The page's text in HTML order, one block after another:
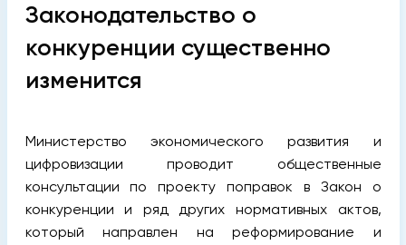
Законодательство о
конкуренции существенно
изменится
Министерство экономического развития и
цифровизации проводит общественные
консультации по проекту поправок в Закон о
конкуренции и ряд других нормативных актов,
который направлен на реформирование и